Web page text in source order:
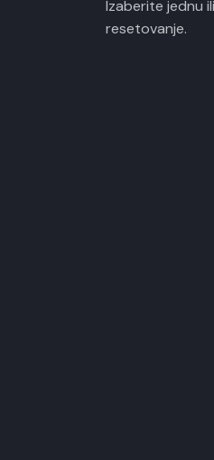
Izaberite jednu
resetovanje.